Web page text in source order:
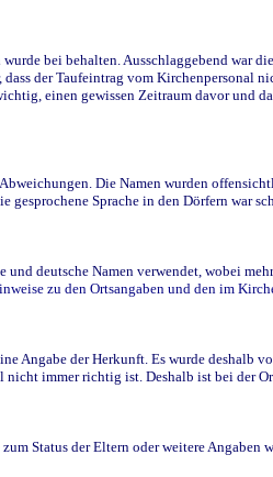
bei behalten. Ausschlaggebend war
der Taufeintrag vom
einen gewissen Zeitraum davor und
Die Namen wurden
gesprochene Sprache in den Dörfern
deutsche Namen verwendet, wobei
zu den Ortsangaben und den im
Angabe der Herkunft. Es wurde deshalb
immer richtig ist. Deshalb ist bei der
Status der Eltern oder weitere Angaben